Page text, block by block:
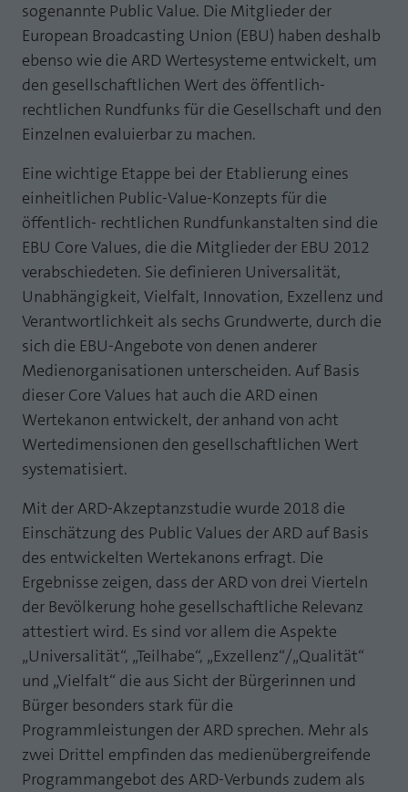
sogenannte Public Value. Die Mitglieder der
European Broadcasting Union (EBU) haben deshalb
ebenso wie die ARD Wertesysteme entwickelt, um
den gesellschaftlichen Wert des öffentlich-
rechtlichen Rundfunks für die Gesellschaft und den
Einzelnen evaluierbar zu machen.
Eine wichtige Etappe bei der Etablierung eines
einheitlichen Public-Value-Konzepts für die
öffentlich- rechtlichen Rundfunkanstalten sind die
EBU Core Values, die die Mitglieder der EBU 2012
verabschiedeten. Sie definieren Universalität,
Unabhängigkeit, Vielfalt, Innovation, Exzellenz und
Verantwortlichkeit als sechs Grundwerte, durch die
sich die EBU-Angebote von denen anderer
Medienorganisationen unterscheiden. Auf Basis
dieser Core Values hat auch die ARD einen
Wertekanon entwickelt, der anhand von acht
Wertedimensionen den gesellschaftlichen Wert
systematisiert.
Mit der ARD-Akzeptanzstudie wurde 2018 die
Einschätzung des Public Values der ARD auf Basis
des entwickelten Wertekanons erfragt. Die
Ergebnisse zeigen, dass der ARD von drei Vierteln
der Bevölkerung hohe gesellschaftliche Relevanz
attestiert wird. Es sind vor allem die Aspekte
„Universalität“, „Teilhabe“, „Exzellenz“/„Qualität“
und „Vielfalt“ die aus Sicht der Bürgerinnen und
Bürger besonders stark für die
Programmleistungen der ARD sprechen. Mehr als
zwei Drittel empfinden das medienübergreifende
Programmangebot des ARD-Verbunds zudem als
Zweck
Dieses Cookie ist ein Standard-Session-
Cookie von TYPO3. Es speichert im Falle
eines Benutzer-Logins die Session ID
mithilfe derer der eingeloggte User
geschützten Bereichen zu gewähren.
Name PHPSESSID
Anbieter php
Laufzeit Ende der Sitzung
Zweck PHPs Standard Sitzungs Identifikation
Name atidvisitor
Anbieter AT INTERNET
Laufzeit 1 Jahr
Zweck
Cookie von AT INTERNET zur Steuerung der
Name atuserid
Anbieter AT INTERNET
Cookie von AT INTERNET zur Steuerung der
erweiterten Script- und Ereignisbehandlung
Cookie-Informationen anzeigen